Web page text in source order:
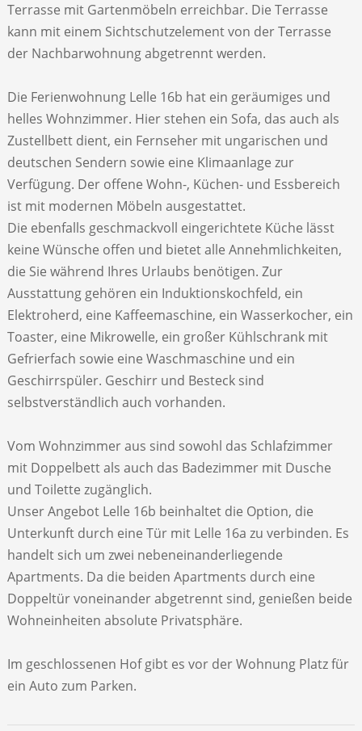
Terrasse mit Gartenmöbeln erreichbar. Die Terrasse
kann mit einem Sichtschutzelement von der Terrasse
der Nachbarwohnung abgetrennt werden.
Die Ferienwohnung Lelle 16b hat ein geräumiges und
helles Wohnzimmer. Hier stehen ein Sofa, das auch als
Zustellbett dient, ein Fernseher mit ungarischen und
deutschen Sendern sowie eine Klimaanlage zur
Verfügung. Der offene Wohn-, Küchen- und Essbereich
ist mit modernen Möbeln ausgestattet.
Die ebenfalls geschmackvoll eingerichtete Küche lässt
keine Wünsche offen und bietet alle Annehmlichkeiten,
die Sie während Ihres Urlaubs benötigen. Zur
Ausstattung gehören ein Induktionskochfeld, ein
Elektroherd, eine Kaffeemaschine, ein Wasserkocher, ein
Toaster, eine Mikrowelle, ein großer Kühlschrank mit
Gefrierfach sowie eine Waschmaschine und ein
Geschirrspüler. Geschirr und Besteck sind
selbstverständlich auch vorhanden.
Vom Wohnzimmer aus sind sowohl das Schlafzimmer
mit Doppelbett als auch das Badezimmer mit Dusche
und Toilette zugänglich.
Unser Angebot Lelle 16b beinhaltet die Option, die
Unterkunft durch eine Tür mit Lelle 16a zu verbinden. Es
handelt sich um zwei nebeneinanderliegende
Apartments. Da die beiden Apartments durch eine
Doppeltür voneinander abgetrennt sind, genießen beide
Wohneinheiten absolute Privatsphäre.
Im geschlossenen Hof gibt es vor der Wohnung Platz für
ein Auto zum Parken.